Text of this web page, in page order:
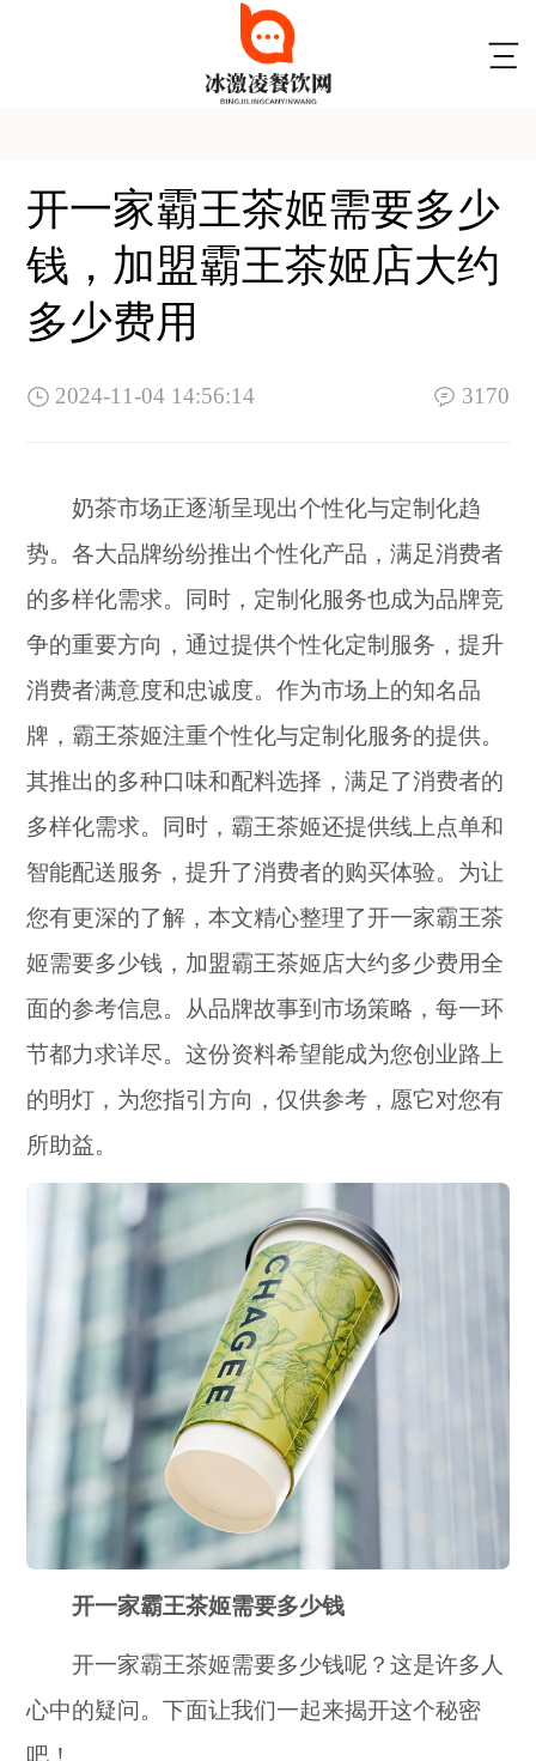
开一家霸王茶姬需要多少
钱，加盟霸王茶姬店大约
多少费用
2024-11-04 14:56:14 3170
奶茶市场正逐渐呈现出个性化与定制化趋
势。各大品牌纷纷推出个性化产品，满足消费者
的多样化需求。同时，定制化服务也成为品牌竞
争的重要方向，通过提供个性化定制服务，提升
消费者满意度和忠诚度。作为市场上的知名品
牌，霸王茶姬注重个性化与定制化服务的提供。
其推出的多种口味和配料选择，满足了消费者的
多样化需求。同时，霸王茶姬还提供线上点单和
智能配送服务，提升了消费者的购买体验。为让
您有更深的了解，本文精心整理了开一家霸王茶
姬需要多少钱，加盟霸王茶姬店大约多少费用全
面的参考信息。从品牌故事到市场策略，每一环
节都力求详尽。这份资料希望能成为您创业路上
的明灯，为您指引方向，仅供参考，愿它对您有
所助益。
开一家霸王茶姬需要多少钱
开一家霸王茶姬需要多少钱呢？这是许多人
心中的疑问。下面让我们一起来揭开这个秘密